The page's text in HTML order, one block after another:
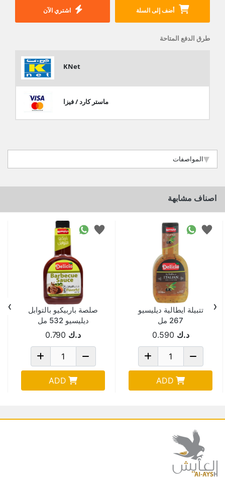
أضف إلى السلة اشتري الآن
طرق الدفع المتاحة
KNet
ماستر كارد / فيزا
المواصفات
اصناف مشابهة
تتبيلة ايطالية ديليسيو
267 مل
د.ك 0.590
ADD
صلصة باربيكيو بالتوابل
ديليسيو 532 مل
د.ك 0.790
ADD
‹
›